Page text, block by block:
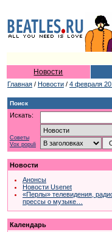
Новости
Главная / Новости / 4 февраля
Поиск
Искать:
Советы
Vox populi
Новости
Анонсы
Новости Usenet
«Перлы» телевидения,
прессы о музыке…
Календарь